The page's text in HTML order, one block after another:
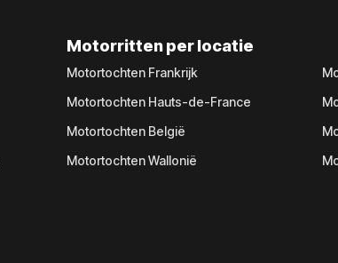
Motorritten per locatie
Motortochten Frankrijk
Motortochten Hauts-de-France
Motortochten België
Motortochten Wallonië